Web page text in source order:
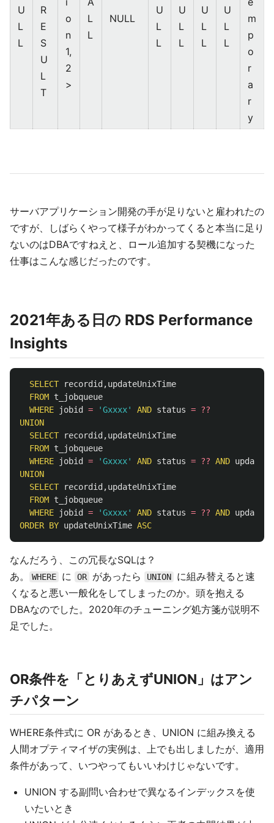
U
L
L
R
E
S
U
L
T
o
n
1,
2
>
L
L
NULL
U
L
L
U
L
L
U
L
L
U
L
L
m
p
o
r
a
r
y
サーバアプリケーション開発の手が足りないと雇われたの
ですが、しばらくやって様子がわかってくると本当に足り
ないのはDBAですねえと、ロール追加する契機になった
仕事はこんな感じだったのです。
2021年ある日の RDS Performance
Insights
SELECT recordid ,updateUnixTime
FROM t_jobqueue
WHERE
jobid = 'Gxxxx' AND status = ??
UNION
SELECT
recordid ,updateUnixTime
FROM t_jobqueue
WHERE
jobid = 'Gxxxx' AND status = ?? AND
UNION
SELECT
recordid ,updateUnixTime
FROM t_jobqueue
WHERE
jobid = 'Gxxxx' AND status = ?? AND
ORDER BY updateUnixTime ASC
なんだろう、この冗長なSQLは？
あ。
WHERE に OR があったら UNION
に組み替えると速
くなると悪い一般化をしてしまったのか。頭を抱える
DBAなのでした。2020年のチューニング処方箋が説明不
足でした。
OR条件を「とりあえずUNION」はアン
チパターン
WHERE条件式に OR があるとき、UNION に組み換える
人間オプティマイザの実例は、上でも出しましたが、適用
条件があって、いつやってもいいわけじゃないです。
UNION する副問い合わせで異なるインデックスを使
いたいとき